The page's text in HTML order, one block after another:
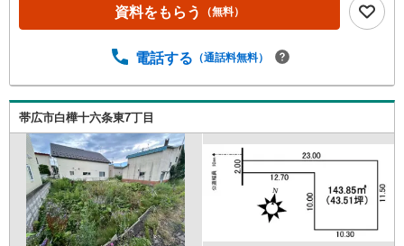
資料をもらう （無料）
電話する （通話料無料）
帯広市白樺十六条東7丁目